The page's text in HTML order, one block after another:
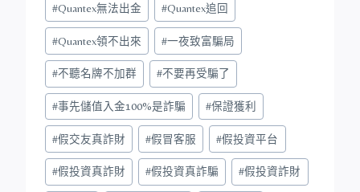
#Quantex無法出金 #Quantex追回
#Quantex領不出來 #一夜致富騙局
#不聽名牌不加群 #不要再受騙了
#事先儲值入金100%是詐騙 #保證獲利
#假交友真詐財 #假冒客服 #假投資平台
#假投資真詐財 #假投資真詐騙 #假投資詐財